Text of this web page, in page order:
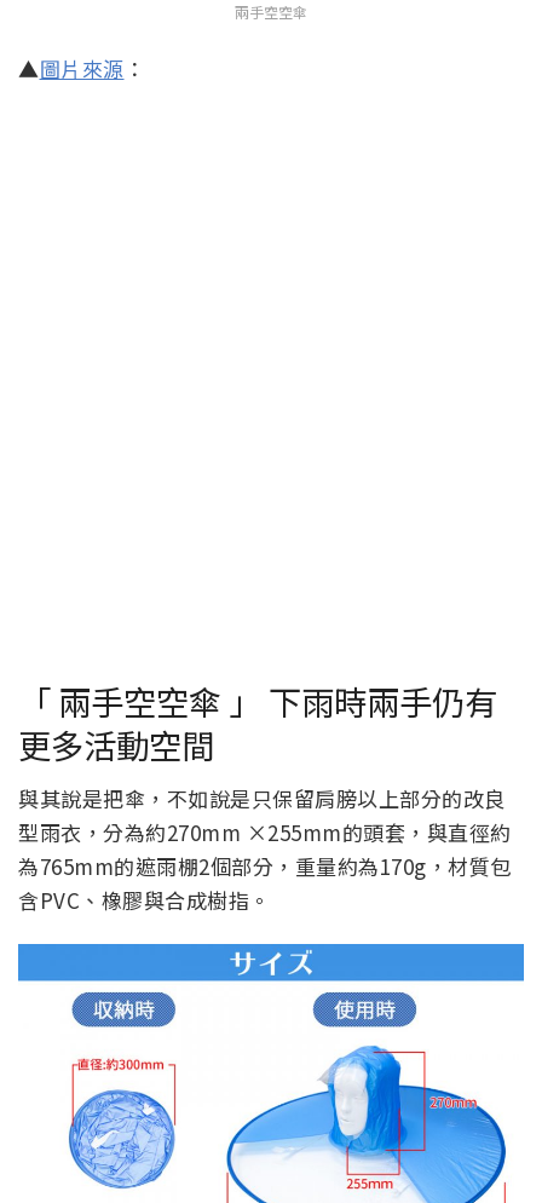
兩手空空傘
▲圖片來源 ：
「 兩手空空傘 」 下雨時兩手仍有
更多活動空間
與其說是把傘，不如說是只保留肩膀以上部分的改良
型雨衣，分為約270mm ×255mm的頭套，與直徑約
為765mm的遮雨棚2個部分，重量約為170g，材質包
含PVC、橡膠與合成樹指。